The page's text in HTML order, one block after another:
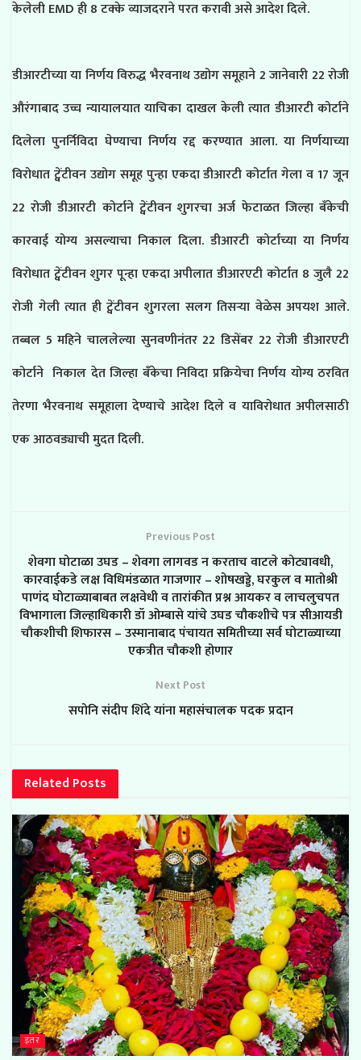
केलेली EMD ही 8 टक्के व्याजदराने परत करावी असे आदेश दिले.
डीआरटीच्या या निर्णय विरुद्ध भैरवनाथ उद्योग समूहाने 2 जानेवारी 22 रोजी
औरंगाबाद उच्च न्यायालयात याचिका दाखल केली त्यात डीआरटी कोर्टाने
दिलेला पुनर्निविदा घेण्याचा निर्णय रद्द करण्यात आला. या निर्णयाच्या
विरोधात ट्वेंटीवन उद्योग समूह पुन्हा एकदा डीआरटी कोर्टात गेला व 17 जून
22 रोजी डीआरटी कोर्टाने ट्वेंटीवन शुगरचा अर्ज फेटाळत जिल्हा बँकेची
कारवाई योग्य असल्याचा निकाल दिला. डीआरटी कोर्टाच्या या निर्णय
विरोधात ट्वेंटीवन शुगर पून्हा एकदा अपीलात डीआरएटी कोर्टात 8 जुलै 22
रोजी गेली त्यात ही ट्वेंटीवन शुगरला सलग तिसऱ्या वेळेस अपयश आले.
तब्बल 5 महिने चाललेल्या सुनवणीनंतर 22 डिसेंबर 22 रोजी डीआरएटी
कोर्टाने निकाल देत जिल्हा बँकेचा निविदा प्रक्रियेचा निर्णय योग्य ठरवित
तेरणा भैरवनाथ समूहाला देण्याचे आदेश दिले व याविरोधात अपीलसाठी
एक आठवड्याची मुदत दिली.
Previous Post
शेवगा घोटाळा उघड – शेवगा लागवड न करताच वाटले कोट्यावधी,
कारवाईकडे लक्ष विधिमंडळात गाजणार – शोषखड्डे, घरकुल व मातोश्री
पाणंद घोटाळ्याबाबत लक्षवेधी व तारांकीत प्रश्न आयकर व लाचलुचपत
विभागाला जिल्हाधिकारी डॉ ओम्बासे यांचे उघड चौकशीचे पत्र सीआयडी
चौकशीची शिफारस – उस्मानाबाद पंचायत समितीच्या सर्व घोटाळ्याच्या
एकत्रीत चौकशी होणार
Next Post
सपोनि संदीप शिंदे यांना महासंचालक पदक प्रदान
Related Posts
इतर